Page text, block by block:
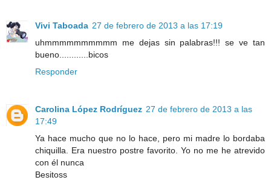
Vivi Taboada 27 de febrero de 2013 a las 17:19
uhmmmmmmmmmm me dejas sin palabras!!! se ve tan
bueno............bicos
Responder
Carolina López Rodríguez 27 de febrero de 2013 a las
17:49
Ya hace mucho que no lo hace, pero mi madre lo bordaba
chiquilla. Era nuestro postre favorito. Yo no me he atrevido
con él nunca
Besitoss